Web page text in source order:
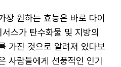
장 원하는 효능은 바로 다이
스가 탄수화물 및 지방의
가진 것으로 알려져 있다보
사람들에게 선풍적인 인기